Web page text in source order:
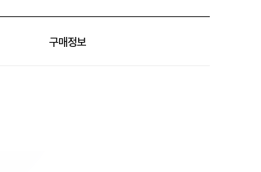
구매정보